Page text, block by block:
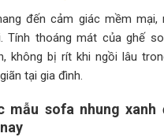
đến cảm giác mềm mại,
Tính thoáng mát của ghế
không bị rít khi ngồi lâu
tại gia đình.
mẫu sofa nhung xanh